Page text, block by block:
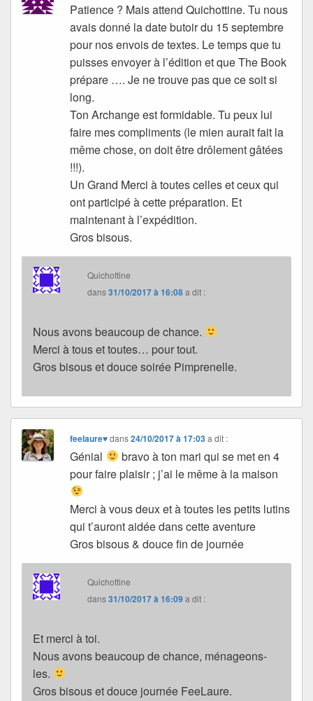
Patience ? Mais attend Quichottine. Tu nous
avais donné la date butoir du 15 septembre
pour nos envois de textes. Le temps que tu
puisses envoyer à l’édition et que The Book
prépare …. Je ne trouve pas que ce soit si
long.
Ton Archange est formidable. Tu peux lui
faire mes compliments (le mien aurait fait la
même chose, on doit être drôlement gâtées
!!!).
Un Grand Merci à toutes celles et ceux qui
ont participé à cette préparation. Et
maintenant à l’expédition.
Gros bisous.
Quichottine
dans31/10/2017 à 16:08a dit :
Nous avons beaucoup de chance.
Merci à tous et toutes… pour tout.
Gros bisous et douce soirée Pimprenelle.
feelaure♥dans24/10/2017 à 17:03 a dit :
Génial
bravo à ton mari qui se met en 4
pour faire plaisir ; j’ai le même à la maison
Merci à vous deux et à toutes les petits lutins
qui t’auront aidée dans cette aventure
Gros bisous & douce fin de journée
Quichottine
dans31/10/2017 à 16:09a dit :
Et merci à toi.
Nous avons beaucoup de chance, ménageons-
les.
Gros bisous et douce journée FeeLaure.